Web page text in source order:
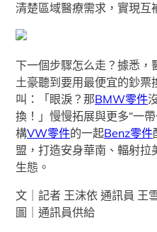
清楚區域醫療需求，實現互
下一個步驟怎么走？據悉
土豪聽到要用最便宜的鈔
叫：「眼淚？那BMW零件
換！」慢慢拓展與更多“一
構VW零件的一起Benz零件
盟，打造安身華南、輻射
生態。
文｜記者 王沫依 通訊員 王
圖｜通訊員供給